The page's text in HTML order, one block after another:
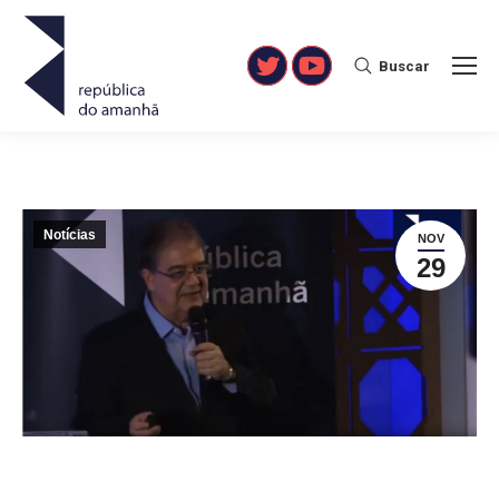
TwitterYouTube
Search:
Buscar
NOV
29
Notícias